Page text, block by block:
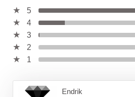
5
4
3
2
1
Endrik